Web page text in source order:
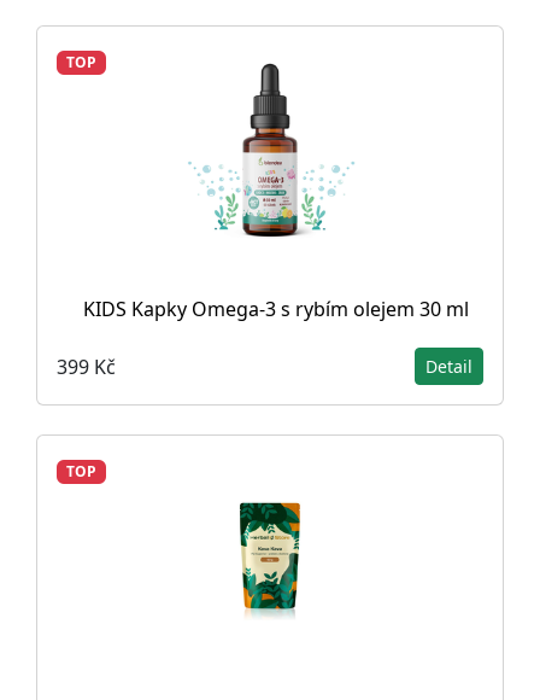
TOP
KIDS Kapky Omega-3 s rybím olejem 30 ml
399 Kč Detail
TOP